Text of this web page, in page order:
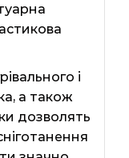
і
а також
дозволять